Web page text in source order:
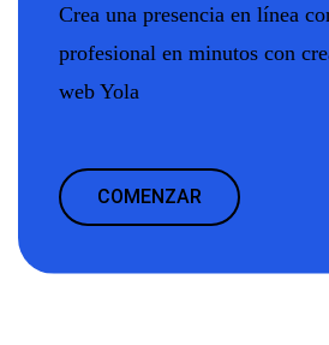
Crea una presencia en línea
profesional en minutos con
web Yola
COMENZAR